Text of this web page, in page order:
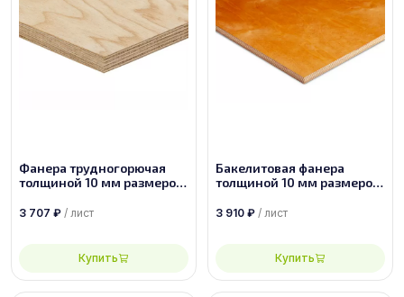
Фанера трудногорючая
толщиной 10 мм размером
3 707 ₽ / лист
Купить
Бакелитовая фанера
толщиной 10 мм размером
3 910 ₽ / лист
Купить